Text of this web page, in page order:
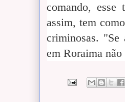
comando, esse
assim, tem
criminosas.
em Roraima